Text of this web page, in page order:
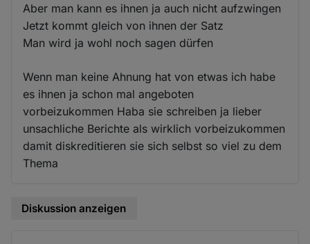
Aber man kann es ihnen ja auch nicht aufzwingen
Jetzt kommt gleich von ihnen der Satz
Man wird ja wohl noch sagen dürfen
Wenn man keine Ahnung hat von etwas ich habe
es ihnen ja schon mal angeboten
vorbeizukommen Haba sie schreiben ja lieber
unsachliche Berichte als wirklich vorbeizukommen
damit diskreditieren sie sich selbst so viel zu dem
Thema
Diskussion anzeigen